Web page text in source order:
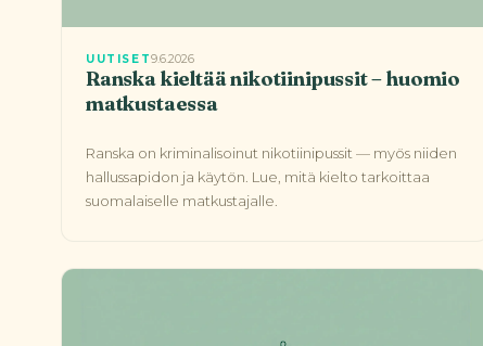
UUTISET9.6.2026
Ranska kieltää nikotiinipussit – huomio
matkustaessa
Ranska on kriminalisoinut nikotiinipussit — myös niiden
hallussapidon ja käytön. Lue, mitä kielto tarkoittaa
suomalaiselle matkustajalle.